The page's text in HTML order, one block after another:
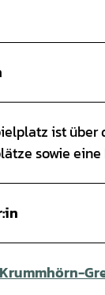
ist über
sowie